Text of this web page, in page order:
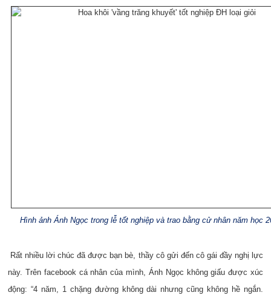
Hình ảnh Ánh Ngọc trong lễ tốt nghiệp và trao bằng cử nhân năm học
Rất nhiều lời chúc đã được bạn bè, thầy cô gửi đến cô gái đầy nghị lực
này. Trên facebook cá nhân của mình, Ánh Ngọc không giấu được xúc
động: “4 năm, 1 chặng đường không dài nhưng cũng không hề ngắn.